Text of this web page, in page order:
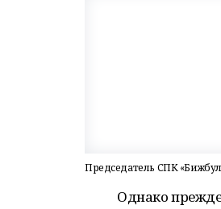
Председатель СПК
Однако